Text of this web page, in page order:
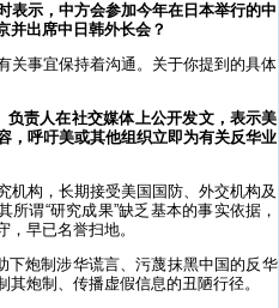
表示，中方会参加今年在日本举行的中
并出席中日韩外长会？
关事宜保持着沟通。关于你提到的具体
责人在社交媒体上公开发文，表示美
，呼吁美或其他组织立即为有关反华业
机构，长期接受美国国防、外交机构及
谓“研究成果”缺乏基本的事实依据，
早已名誉扫地。
下炮制涉华谎言、污蔑抹黑中国的反华
炮制、传播虚假信息的丑陋行径。